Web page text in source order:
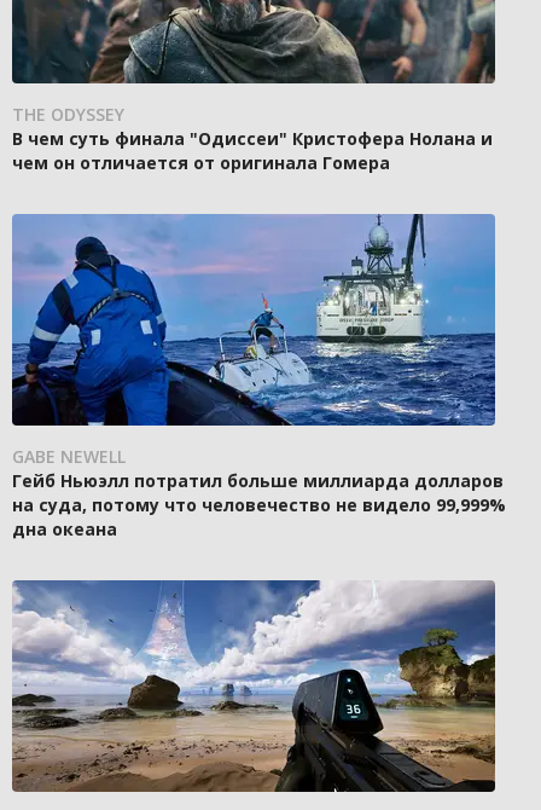
THE ODYSSEY
В чем суть финала "Одиссеи" Кристофера Нолана и
чем он отличается от оригинала Гомера
GABE NEWELL
Гейб Ньюэлл потратил больше миллиарда долларов
на суда, потому что человечество не видело 99,999%
дна океана